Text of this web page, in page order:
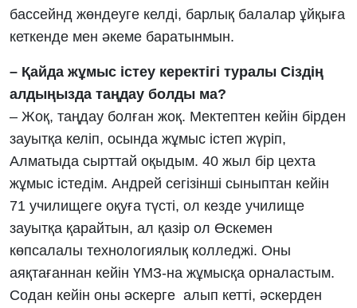
бассейнд жөндеуге келді, барлық балалар ұйқыға
кеткенде мен әкеме баратынмын.
– Қайда жұмыс істеу керектігі туралы Сіздің
алдыңызда таңдау болды ма?
– Жоқ, таңдау болған жоқ. Мектептен кейін бірден
зауытқа келіп, осында жұмыс істеп жүріп,
Алматыда сырттай оқыдым. 40 жыл бір цехта
жұмыс істедім. Андрей сегізінші сыныптан кейін
71 училищеге оқуға түсті, ол кезде училище
зауытқа қарайтын, ал қазір ол Өскемен
көпсалалы технологиялық колледжі. Оны
аяқтағаннан кейін ҮМЗ-на жұмысқа орналастым.
Содан кейін оны әскерге алып кетті, әскерден